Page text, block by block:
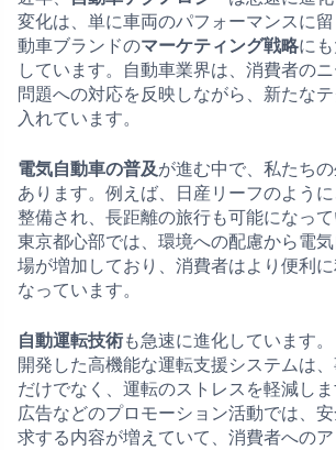
変化は、単に車両のパフォーマンスに
動車ブランドのマーケティング戦略に
しています。自動車業界は、消費者の
問題への対応を反映しながら、新たな
入れています。
電気自動車の普及が進む中で、私たち
あります。例えば、日産リーフのよう
整備され、長距離の旅行も可能になって
東京都心部では、環境への配慮から電
場が増加しており、消費者はより便利
なっています。
自動運転技術も急速に進化しています
開発した高機能な運転支援システムは
だけでなく、運転のストレスを軽減しま
広告などのプロモーション活動では、
求する内容が増えていて、消費者への